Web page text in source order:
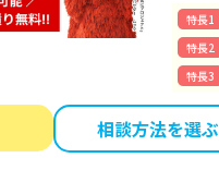
特⻑1
特⻑2
特⻑3
相談方法を選ぶ